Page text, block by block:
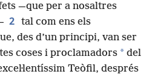
—que per a nosaltres
2 tal com ens els
des d’un principi, van ser
coses i proclamadors * del
Teòfil, després